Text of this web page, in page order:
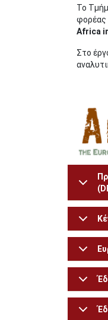
Το
φορέας
Africa
Στο
Image